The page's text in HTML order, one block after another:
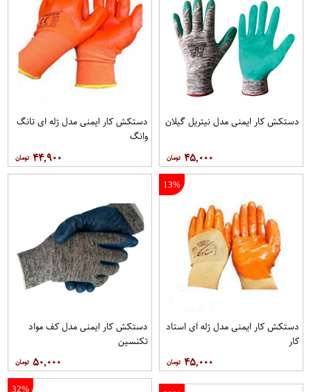
دستکش کار ایمنی مدل نیتریل گیلان
۴۵,۰۰۰
دستکش کار ایمنی مدل ژله ای تانگ
وانگ
۴۴,۹۰۰
13%
دستکش کار ایمنی مدل ژله ای استاد
کار
۴۵,۰۰۰
دستکش کار ایمنی مدل کف مواد
تکنسین
۵۰,۰۰۰